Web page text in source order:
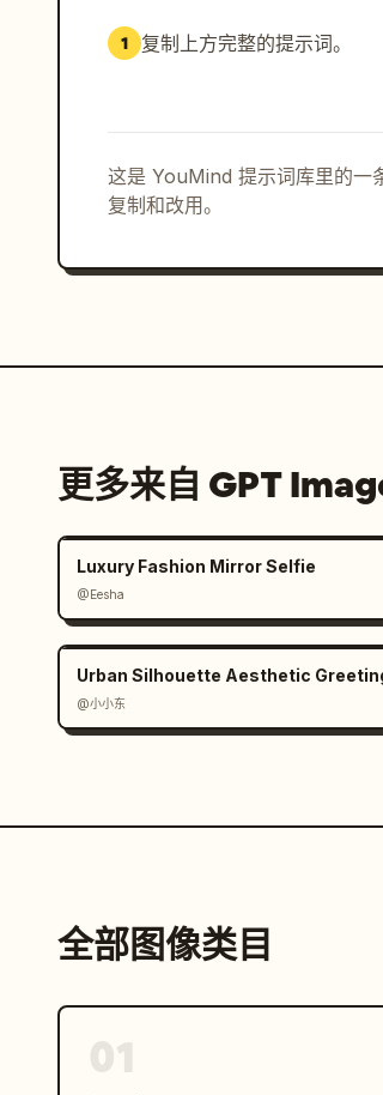
1 复制上方完整的提示词。
这是 YouMind 提示词库里的一
复制和改用。
更多来自 GPT
Luxury Fashion Mirror Selfie
@Eesha
Urban Silhouette Aesthetic
@小小东
全部图像类目